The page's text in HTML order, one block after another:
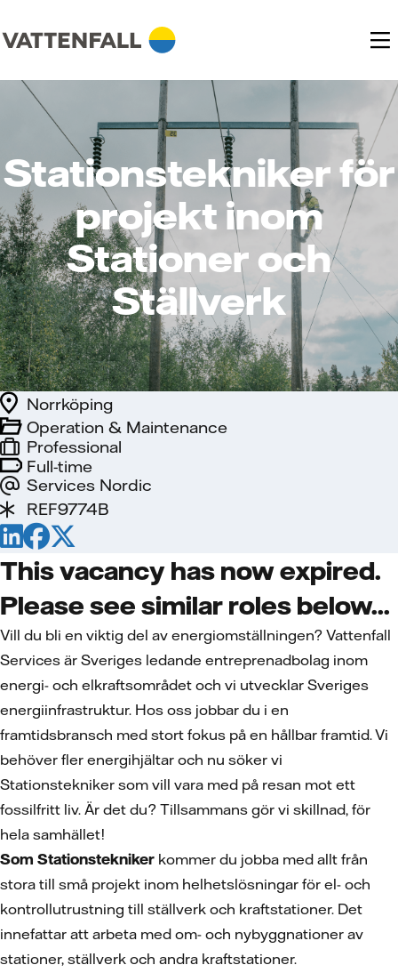
Stationstekniker för
projekt inom
Stationer och
Ställverk
Full-time
Services Nordic
Norrköping
Professional
Operation & Maintenance
REF9774B
This vacancy has now expired.
Please see similar roles below...
Vill du bli en viktig del av energiomställningen? Vattenfall
Services är Sveriges ledande entreprenadbolag inom
energi- och elkraftsområdet och vi utvecklar Sveriges
energiinfrastruktur. Hos oss jobbar du i en
framtidsbransch med stort fokus på en hållbar framtid. Vi
behöver fler energihjältar och nu söker vi
Stationstekniker som vill vara med på resan mot ett
fossilfritt liv. Är det du? Tillsammans gör vi skillnad, för
hela samhället!
Som Stationstekniker kommer du jobba med allt från
stora till små projekt inom helhetslösningar för el- och
kontrollutrustning till ställverk och kraftstationer. Det
innefattar att arbeta med om- och nybyggnationer av
stationer, ställverk och andra kraftstationer.